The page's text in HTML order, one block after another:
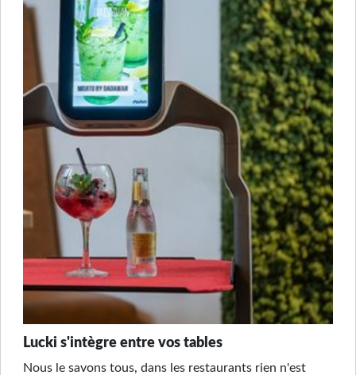
Lucki s'intègre entre vos tables
Nous le savons tous, dans les restaurants rien n'est